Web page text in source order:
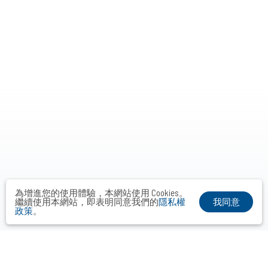
為增進您的使用體驗，本網站使用 Cookies。
繼續使用本網站，即表明同意我們的隱私權
政策。
我同意